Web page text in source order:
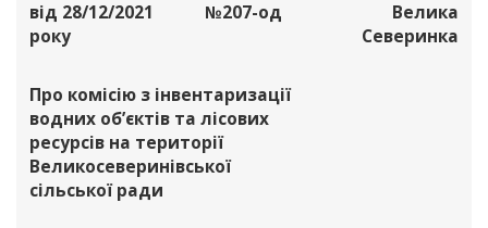
від 28/12/2021
року
№207-од
Велика
Северинка
Про комісію з інвентаризації
водних об’єктів та лісових
ресурсів на території
Великосеверинівської
сільської ради